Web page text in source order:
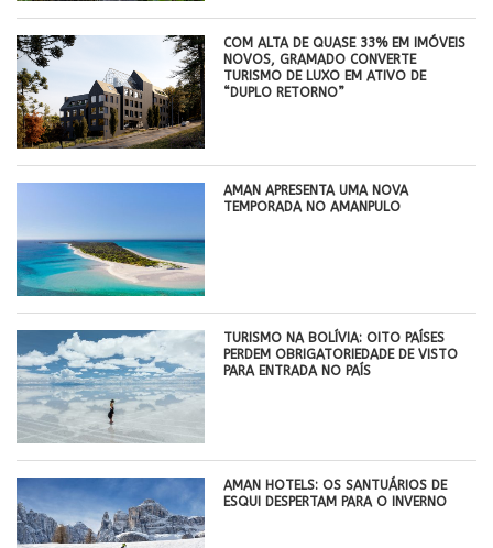
COM ALTA DE QUASE 33% EM IMÓVEIS
NOVOS, GRAMADO CONVERTE
TURISMO DE LUXO EM ATIVO DE
“DUPLO RETORNO”
AMAN APRESENTA UMA NOVA
TEMPORADA NO AMANPULO
TURISMO NA BOLÍVIA: OITO PAÍSES
PERDEM OBRIGATORIEDADE DE VISTO
PARA ENTRADA NO PAÍS
AMAN HOTELS: OS SANTUÁRIOS DE
ESQUI DESPERTAM PARA O INVERNO